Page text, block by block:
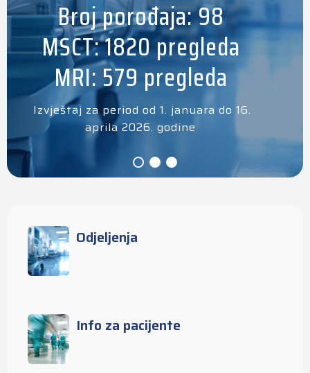
Broj porođaja: 98
MSCT: 1820 pregleda
MRI: 579 pregleda
Izvještaj za period od 1. januara do 16.
aprila 2026. godine
Odjeljenja
Info za pacijente